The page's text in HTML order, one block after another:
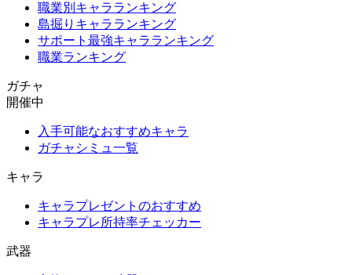
職業別キャラランキング
島掘りキャラランキング
サポート最強キャラランキング
職業ランキング
ガチャ
開催中
入手可能なおすすめキャラ
ガチャシミュ一覧
キャラ
キャラプレゼントのおすすめ
キャラプレ所持率チェッカー
武器